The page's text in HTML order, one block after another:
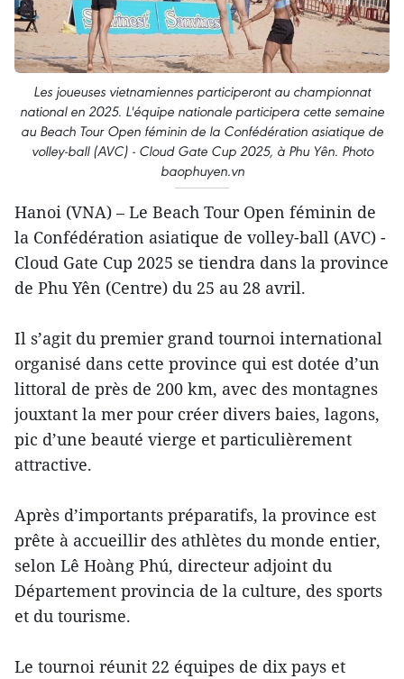
Les joueuses vietnamiennes participeront au championnat
national en 2025. L'équipe nationale participera cette semaine
au Beach Tour Open féminin de la Confédération asiatique de
volley-ball (AVC) - Cloud Gate Cup 2025, à Phu Yên. Photo
baophuyen.vn
Hanoi (VNA) – Le Beach Tour Open féminin de
la Confédération asiatique de volley-ball (AVC) -
Cloud Gate Cup 2025 se tiendra dans la province
de Phu Yên (Centre) du 25 au 28 avril.
Il s’agit du premier grand tournoi international
organisé dans cette province qui est dotée d’un
littoral de près de 200 km, avec des montagnes
jouxtant la mer pour créer divers baies, lagons,
pic d’une beauté vierge et particulièrement
attractive.
Après d’importants préparatifs, la province est
prête à accueillir des athlètes du monde entier,
selon Lê Hoàng Phú, directeur adjoint du
Département provincia de la culture, des sports
et du tourisme.
Le tournoi réunit 22 équipes de dix pays et